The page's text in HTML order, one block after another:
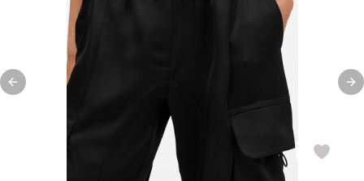
Previous slide